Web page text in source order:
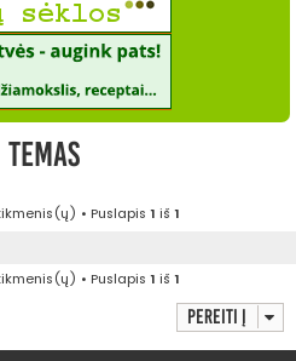
• Puslapis 1 iš 1
• Puslapis 1 iš 1
Pereiti į